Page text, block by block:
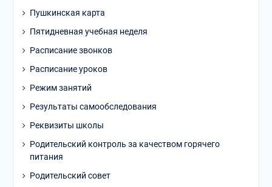
Пушкинская карта
Пятидневная учебная неделя
Расписание звонков
Расписание уроков
Режим занятий
Результаты самообследования
Реквизиты школы
Родительский контроль за качеством горячего
питания
Родительский совет